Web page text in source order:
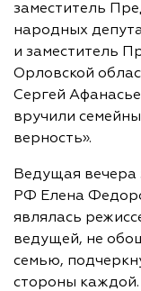
заместитель
народных
и заместитель
Орловской
Сергей
вручили
верность».
Ведущая вечера
РФ Елена
являлась
ведущей, не
семью,
стороны каждой.